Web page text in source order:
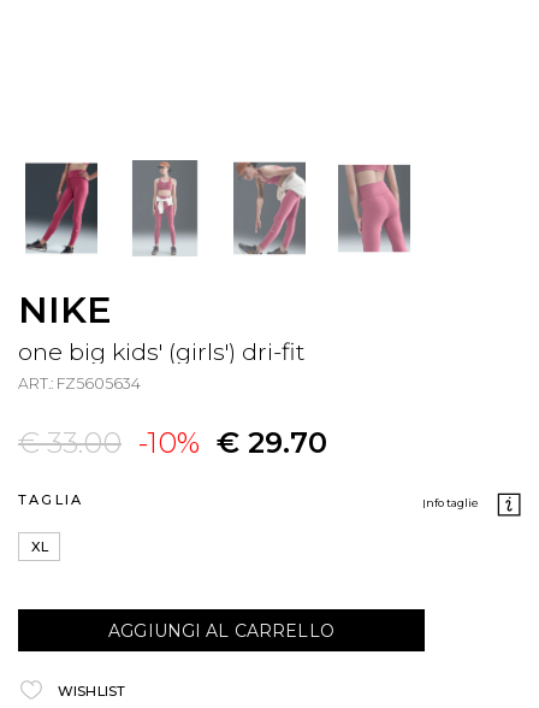
NIKE
one big kids' (girls') dri-fit
ART.: FZ5605634
€ 33.00 -10% € 29.70
TAGLIA info taglie
XL
AGGIUNGI AL CARRELLO
WISHLIST